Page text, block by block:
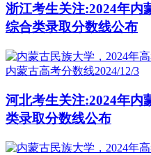
浙江考生关注:2024年内
综合类录取分数线公布
内蒙古高考分数线2024/12/3
河北考生关注:2024年内
类录取分数线公布